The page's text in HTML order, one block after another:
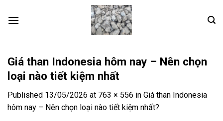
Giá than Indonesia hôm nay – Nên chọn
loại nào tiết kiệm nhất
Published 13/05/2026 at 763 × 556 in Giá than Indonesia
hôm nay – Nên chọn loại nào tiết kiệm nhất?